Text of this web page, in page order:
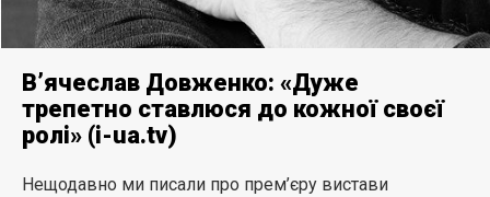
В’ячеслав Довженко: «Дуже
трепетно ставлюся до кожної своєї
ролі» (i-ua.tv)
Нещодавно ми писали про прем’єру вистави